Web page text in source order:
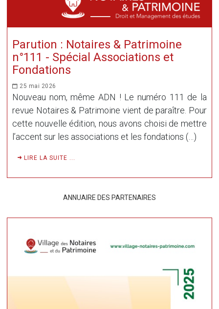
Parution : Notaires & Patrimoine
n°111 - Spécial Associations et
Fondations
25 mai 2026
Nouveau nom, même ADN ! Le numéro 111 de la
revue Notaires & Patrimoine vient de paraître. Pour
cette nouvelle édition, nous avons choisi de mettre
l’accent sur les associations et les fondations (…)
LIRE LA SUITE ...
ANNUAIRE DES PARTENAIRES